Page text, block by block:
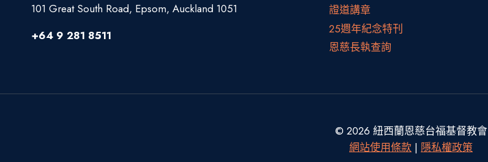
101 Great South Road, Epsom, Auckland 1051
+64 9 281 8511
證道講章
25週年紀念特刊
恩慈長執查詢
© 2026 紐西蘭恩慈台福基督教會
網站使用條款 | 隱私權政策